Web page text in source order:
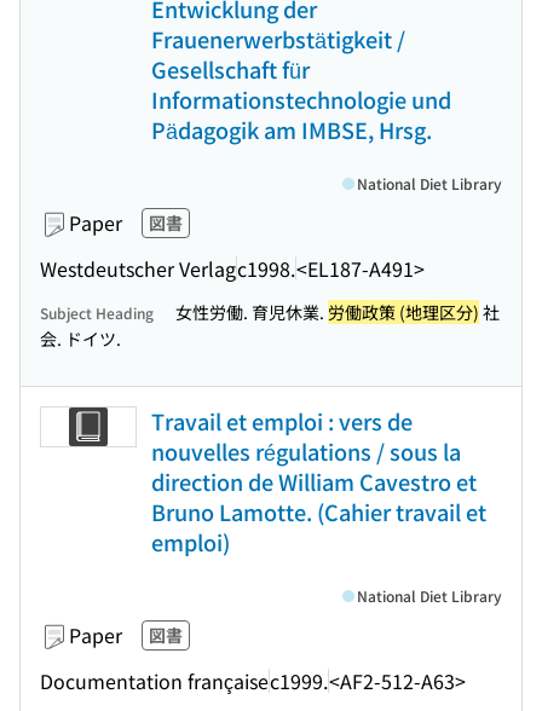
Entwicklung der
Frauenerwerbstätigkeit /
Gesellschaft für
Informationstechnologie und
Pädagogik am IMBSE, Hrsg.
Paper 図書
Westdeutscher Verlagc1998.<EL187-A491>
National Diet Library
Subject Heading 女性労働. 育児休業. 労働政策 (地理区分) 社
会. ドイツ.
Travail et emploi : vers de
nouvelles régulations / sous la
direction de William Cavestro et
Bruno Lamotte. (Cahier travail et
emploi)
Paper 図書
Documentation françaisec1999.<AF2-512-A63>
National Diet Library